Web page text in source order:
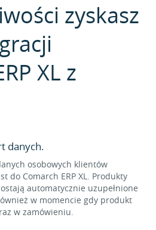
zyskasz
XL z
danych.
osobowych klientów
do Comarch ERP XL. Produkty
automatycznie uzupełnione
w momencie gdy produkt
w zamówieniu.